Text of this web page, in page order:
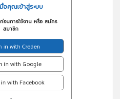
อคุณเข้าสู่ระบบ
อนการใช้งาน หรือ สมัคร
สมาชิก
in with Creden
in with Google
with Facebook